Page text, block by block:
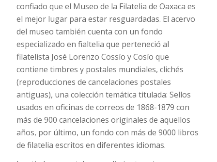
confiado que el Museo de la Filatelia de Oaxaca es
el mejor lugar para estar resguardadas. El acervo
del museo también cuenta con un fondo
especializado en fialtelia que perteneció al
filatelista José Lorenzo Cossío y Cosío que
contiene timbres y postales mundiales, clichés
(reproducciones de cancelaciones postales
antiguas), una colección temática titulada: Sellos
usados en oficinas de correos de 1868-1879 con
más de 900 cancelaciones originales de aquellos
años, por último, un fondo con más de 9000 libros
de filatelia escritos en diferentes idiomas.